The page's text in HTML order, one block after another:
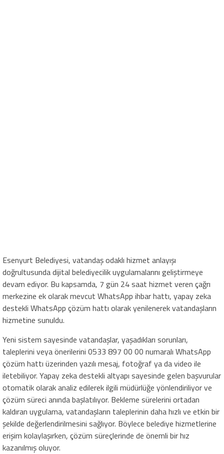
Esenyurt Belediyesi, vatandaş odaklı hizmet anlayışı
doğrultusunda dijital belediyecilik uygulamalarını geliştirmeye
devam ediyor. Bu kapsamda, 7 gün 24 saat hizmet veren çağrı
merkezine ek olarak mevcut WhatsApp ihbar hattı, yapay zeka
destekli WhatsApp çözüm hattı olarak yenilenerek vatandaşların
hizmetine sunuldu.
Yeni sistem sayesinde vatandaşlar, yaşadıkları sorunları,
taleplerini veya önerilerini 0533 897 00 00 numaralı WhatsApp
çözüm hattı üzerinden yazılı mesaj, fotoğraf ya da video ile
iletebiliyor. Yapay zeka destekli altyapı sayesinde gelen başvurular
otomatik olarak analiz edilerek ilgili müdürlüğe yönlendiriliyor ve
çözüm süreci anında başlatılıyor. Bekleme sürelerini ortadan
kaldıran uygulama, vatandaşların taleplerinin daha hızlı ve etkin bir
şekilde değerlendirilmesini sağlıyor. Böylece belediye hizmetlerine
erişim kolaylaşırken, çözüm süreçlerinde de önemli bir hız
kazanılmış oluyor.